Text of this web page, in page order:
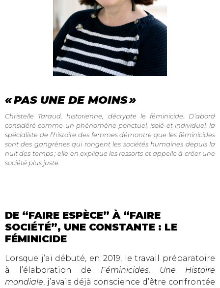
« PAS UNE DE MOINS »
Christelle Taraud, historienne, décrypte le féminicide. D’abord
considéré comme un phénomène ponctuel, isolé et individuel, la
spécialiste de l’histoire des femmes démontre que les féminicides
sont des gangrènes qui rongent les sociétés humaines depuis la
nuit des temps ; elle en explique les ressorts et appelle à créer une
société plus juste.
DE “FAIRE ESPÈCE” À “FAIRE
SOCIÉTÉ”, UNE CONSTANTE : LE
FÉMINICIDE
Lorsque j’ai débuté, en 2019, le travail préparatoire
à l’élaboration de Féminicides. Une Histoire
mondiale , j’avais déjà conscience d’être confrontée